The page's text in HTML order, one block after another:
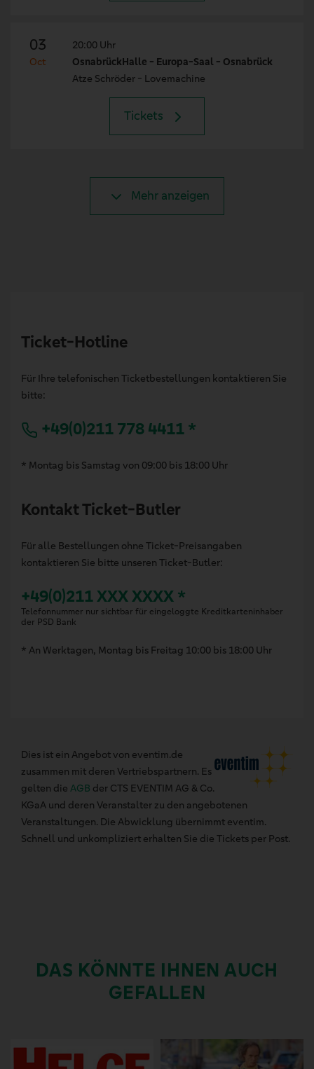
03
Oct
20:00 Uhr
OsnabrückHalle - Europa-Saal - Osnabrück
Atze Schröder - Lovemachine
Tickets
Mehr anzeigen
Ticket-Hotline
Für Ihre telefonischen Ticketbestellungen kontaktieren Sie
bitte:
+49(0)211 778 4411 *
* Montag bis Samstag von 09:00 bis 18:00 Uhr
Kontakt Ticket-Butler
Für alle Bestellungen ohne Ticket-Preisangaben
kontaktieren Sie bitte unseren Ticket-Butler:
+49(0)211 XXX XXXX *
Telefonnummer nur sichtbar für eingeloggte Kreditkarteninhaber
der PSD Bank
* An Werktagen, Montag bis Freitag 10:00 bis 18:00 Uhr
Dies ist ein Angebot von eventim.de
zusammen mit deren Vertriebspartnern. Es
gelten die AGB der CTS EVENTIM AG & Co.
KGaA und deren Veranstalter zu den angebotenen
Veranstaltungen. Die Abwicklung übernimmt eventim.
Schnell und unkompliziert erhalten Sie die Tickets per Post.
DAS KÖNNTE IHNEN AUCH
GEFALLEN